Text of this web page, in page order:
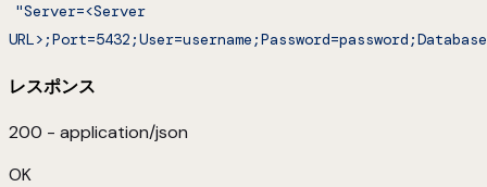
"Server=<Server
レスポンス
200 - application/json
OK